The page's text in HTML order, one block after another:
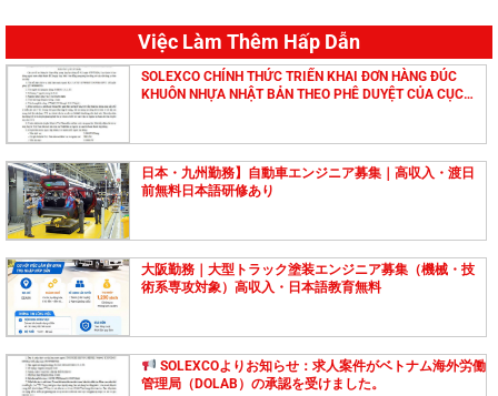
Việc Làm Thêm Hấp Dẫn
SOLEXCO CHÍNH THỨC TRIỂN KHAI ĐƠN HÀNG ĐÚC
KHUÔN NHỰA NHẬT BẢN THEO PHÊ DUYỆT CỦA CỤC
日本・九州勤務】自動車エンジニア募集｜高収入・渡日
前無料日本語研修あり
大阪勤務｜大型トラック塗装エンジニア募集（機械・技
術系専攻対象）高収入・日本語教育無料
SOLEXCOよりお知らせ：求人案件がベトナム海外労働
管理局（DOLAB）の承認を受けました。